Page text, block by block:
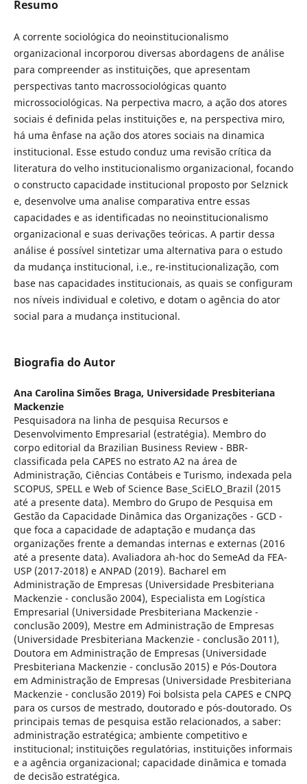
Resumo
A corrente sociológica do neoinstitucionalismo
organizacional incorporou diversas abordagens de análise
para compreender as instituições, que apresentam
perspectivas tanto macrossociológicas quanto
microssociológicas. Na perpectiva macro, a ação dos atores
sociais é definida pelas instituições e, na perspectiva miro,
há uma ênfase na ação dos atores sociais na dinamica
institucional. Esse estudo conduz uma revisão crítica da
literatura do velho institucionalismo organizacional, focando
o constructo capacidade institucional proposto por Selznick
e, desenvolve uma analise comparativa entre essas
capacidades e as identificadas no neoinstitucionalismo
organizacional e suas derivações teóricas. A partir dessa
análise é possível sintetizar uma alternativa para o estudo
da mudança institucional, i.e., re-institucionalização, com
base nas capacidades institucionais, as quais se configuram
nos níveis individual e coletivo, e dotam o agência do ator
social para a mudança institucional.
Biografia do Autor
Ana Carolina Simões Braga, Universidade Presbiteriana
Mackenzie
Pesquisadora na linha de pesquisa Recursos e
Desenvolvimento Empresarial (estratégia). Membro do
corpo editorial da Brazilian Business Review - BBR-
classificada pela CAPES no estrato A2 na área de
Administração, Ciências Contábeis e Turismo, indexada pela
SCOPUS, SPELL e Web of Science Base_SciELO_Brazil (2015
até a presente data). Membro do Grupo de Pesquisa em
Gestão da Capacidade Dinâmica das Organizações - GCD -
que foca a capacidade de adaptação e mudança das
organizações frente a demandas internas e externas (2016
até a presente data). Avaliadora ah-hoc do SemeAd da FEA-
USP (2017-2018) e ANPAD (2019). Bacharel em
Administração de Empresas (Universidade Presbiteriana
Mackenzie - conclusão 2004), Especialista em Logística
Empresarial (Universidade Presbiteriana Mackenzie -
conclusão 2009), Mestre em Administração de Empresas
(Universidade Presbiteriana Mackenzie - conclusão 2011),
Doutora em Administração de Empresas (Universidade
Presbiteriana Mackenzie - conclusão 2015) e Pós-Doutora
em Administração de Empresas (Universidade Presbiteriana
Mackenzie - conclusão 2019) Foi bolsista pela CAPES e CNPQ
para os cursos de mestrado, doutorado e pós-doutorado. Os
principais temas de pesquisa estão relacionados, a saber:
administração estratégica; ambiente competitivo e
institucional; instituições regulatórias, instituições informais
e a agência organizacional; capacidade dinâmica e tomada
de decisão estratégica.